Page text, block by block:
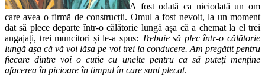
A fost odată ca niciodată un om
care avea o firmă de construcții. Omul a fost nevoit, la un moment
dat să plece departe într-o călătorie lungă așa că a chemat la el trei
angajați, trei muncitori și le-a spus: Trebuie să plec într-o călătorie
lungă așa că vă voi lăsa pe voi trei la conducere. Am pregătit pentru
fiecare dintre voi o cutie cu unelte pentru ca să puteți menține
afacerea în picioare în timpul în care sunt plecat.